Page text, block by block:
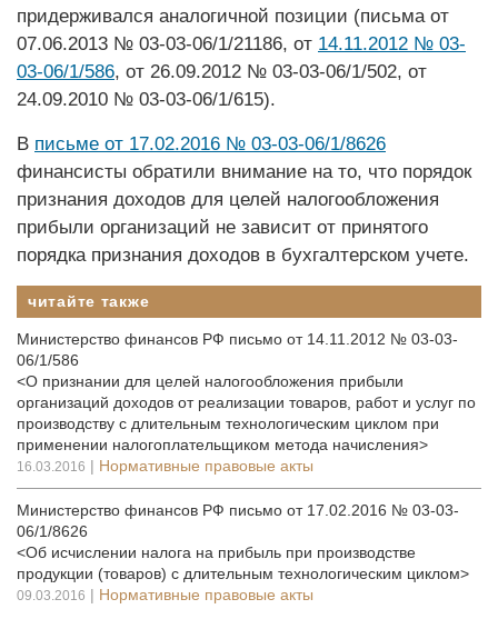
придерживался аналогичной позиции (письма от
07.06.2013 № 03-03-06/1/21186, от 14.11.2012 № 03-
03-06/1/586, от 26.09.2012 № 03-03-06/1/502, от
24.09.2010 № 03-03-06/1/615).
В письме от 17.02.2016 № 03-03-06/1/8626
финансисты обратили внимание на то, что порядок
признания доходов для целей налогообложения
прибыли организаций не зависит от принятого
порядка признания доходов в бухгалтерском учете.
читайте также
Министерство финансов РФ письмо от 14.11.2012 № 03-03-
06/1/586
<О признании для целей налогообложения прибыли
организаций доходов от реализации товаров, работ и услуг по
производству с длительным технологическим циклом при
применении налогоплательщиком метода начисления>
16.03.2016 | Нормативные правовые акты
Министерство финансов РФ письмо от 17.02.2016 № 03-03-
06/1/8626
<Об исчислении налога на прибыль при производстве
продукции (товаров) с длительным технологическим циклом>
09.03.2016 | Нормативные правовые акты